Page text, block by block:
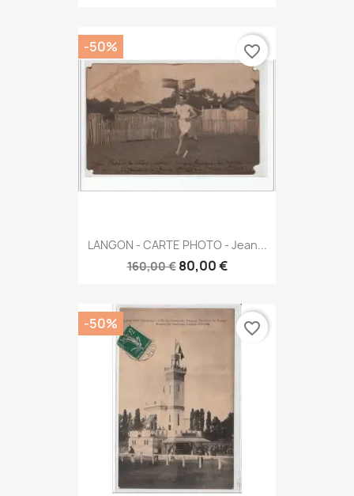
LANGON - CARTE PHOTO - Jean...
160,00 € 80,00 €
-50% favorite_border
-50% favorite_border